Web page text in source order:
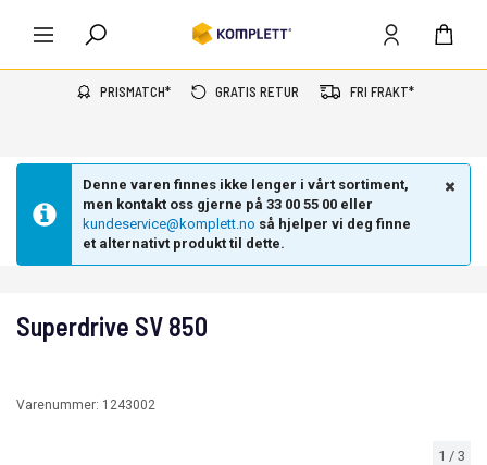
PRISMATCH* GRATIS RETUR FRI FRAKT*
Denne varen finnes ikke lenger i vårt sortiment,
men kontakt oss gjerne på 33 00 55 00 eller
kundeservice@komplett.no så hjelper vi deg finne
et alternativt produkt til dette.
1 / 3
Superdrive SV 850
Varenummer: 1243002